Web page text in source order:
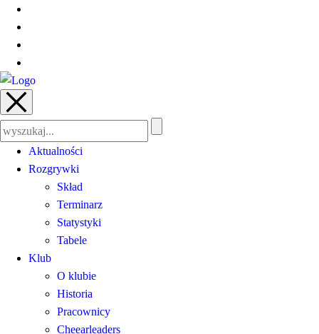
Szukaj:
Aktualności
Rozgrywki
Skład
Terminarz
Statystyki
Tabele
Klub
O klubie
Historia
Pracownicy
Cheearleaders